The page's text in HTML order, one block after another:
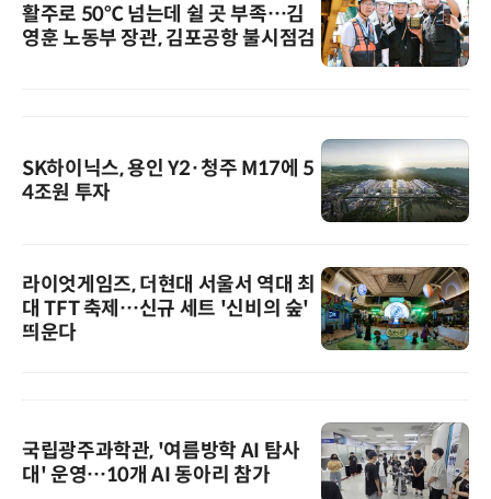
활주로 50℃ 넘는데 쉴 곳 부족…김
영훈 노동부 장관, 김포공항 불시점검
SK하이닉스, 용인 Y2·청주 M17에 5
4조원 투자
라이엇게임즈, 더현대 서울서 역대 최
대 TFT 축제…신규 세트 '신비의 숲'
띄운다
국립광주과학관, '여름방학 AI 탐사
대' 운영…10개 AI 동아리 참가